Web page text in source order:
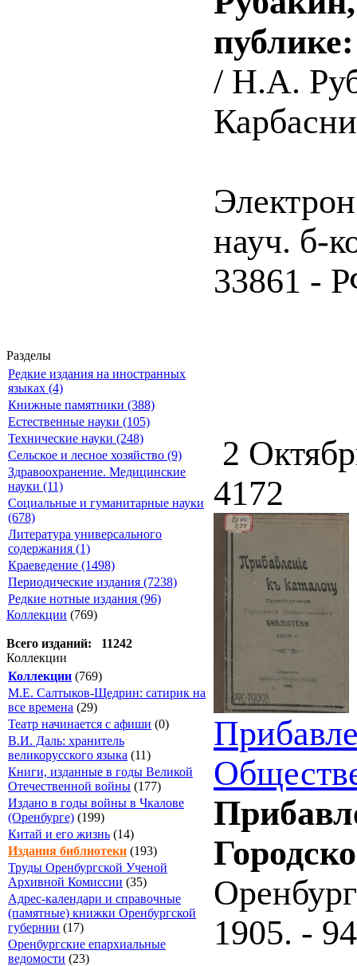
Разделы
Редкие издания на иностранных
языках (4)
Книжные памятники (388)
Естественные науки (105)
Технические науки (248)
Сельское и лесное хозяйство (9)
Здравоохранение. Медицинские
науки (11)
Социальные и гуманитарные науки
(678)
Литература универсального
содержания (1)
Краеведение (1498)
Периодические издания (7238)
Редкие нотные издания (96)
Коллекции (769)
Всего изданий: 11242
Коллекции
Коллекции (769)
М.Е. Салтыков-Щедрин: сатирик на
все времена (29)
Театр начинается с афиши (0)
В.И. Даль: хранитель
великорусского языка (11)
Книги, изданные в годы Великой
Отечественной войны (177)
Издано в годы войны в Чкалове
(Оренбурге) (199)
Китай и его жизнь (14)
Издания библиотеки (193)
Труды Оренбургской Ученой
Архивной Комиссии (35)
Адрес-календари и справочные
(памятные) книжки Оренбургской
губернии (17)
Оренбургские епархиальные
ведомости (23)
/ Н.А.
науч. б-
33861 -
2
4172
1905. -